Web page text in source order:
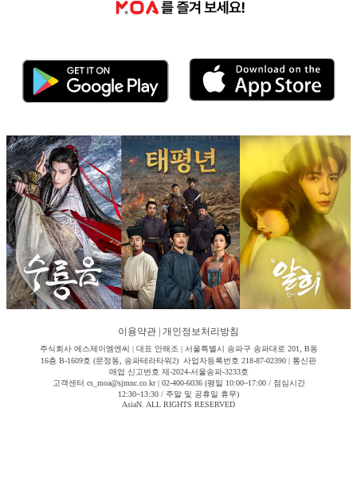
이용약관 개인정보처리방침
주식회사 에스제이엠엔씨 | 대표 안해조 | 서울특별시 송파구 송파대로 201, B동
16층 B-1609호 (문정동, 송파테라타워2) 사업자등록번호 218-87-02390 | 통신판
매업 신고번호 제-2024-서울송파-3233호
고객센터 cs_moa@sjmnc.co.kr | 02-400-6036 (평일 10:00~17:00 / 점심시간
12:30~13:30 / 주말 및 공휴일 휴무)
AsiaN. ALL RIGHTS RESERVED